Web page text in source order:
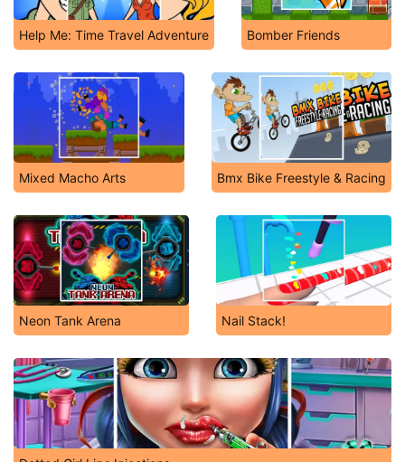
Help Me: Time Travel Adventure Bomber Friends
Mixed Macho Arts Bmx Bike Freestyle & Racing
Neon Tank Arena Nail Stack!